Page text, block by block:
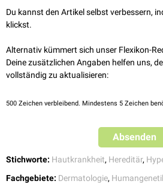
Zur Behandlung derSchwerhörigkeitkann
eingesetzt werden.
Du kannst den Artikel selbst verbessern,
klickst.
Alternativ kümmert sich unser Flexikon-
Deine zusätzlichen Angaben helfen uns,
vollständig zu aktualisieren:
500 Zeichen verbleibend. Mindestens 5 Zeichen
Absenden
Stichworte: Hautkrankheit, Hereditär,
Fachgebiete: Dermatologie,